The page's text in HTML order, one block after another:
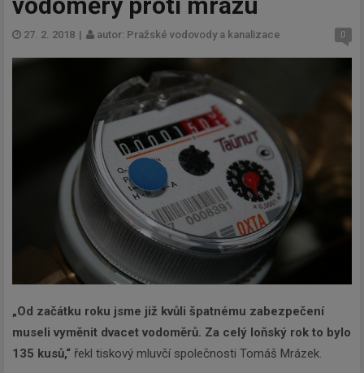
27. 2. 2018 | autor: Pražské vodovody a kanalizace 0
„Od začátku roku jsme již kvůli špatnému zabezpečení
museli vyměnit dvacet vodoměrů. Za celý loňský rok to bylo
135 kusů,“ řekl tiskový mluvčí společnosti Tomáš Mrázek.